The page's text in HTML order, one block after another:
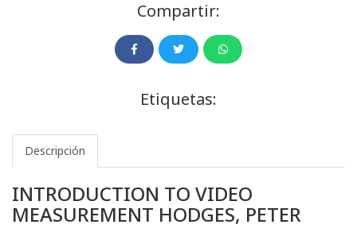
Compartir:
Etiquetas:
Descripción
INTRODUCTION TO VIDEO
MEASUREMENT HODGES, PETER